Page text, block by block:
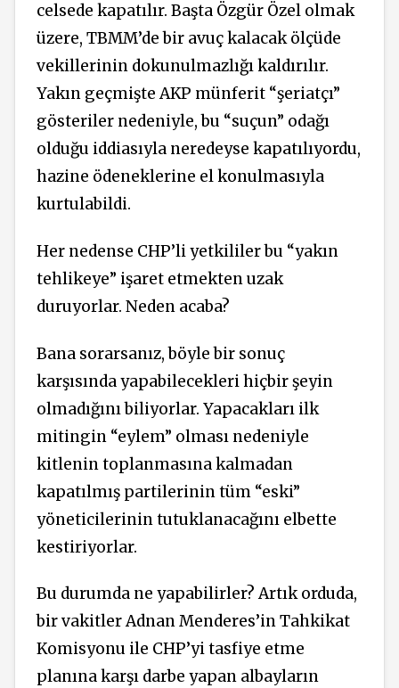
celsede kapatılır. Başta Özgür Özel olmak
üzere, TBMM’de bir avuç kalacak ölçüde
vekillerinin dokunulmazlığı kaldırılır.
Yakın geçmişte AKP münferit “şeriatçı”
gösteriler nedeniyle, bu “suçun” odağı
olduğu iddiasıyla neredeyse kapatılıyordu,
hazine ödeneklerine el konulmasıyla
kurtulabildi.
Her nedense CHP’li yetkililer bu “yakın
tehlikeye” işaret etmekten uzak
duruyorlar. Neden acaba?
Bana sorarsanız, böyle bir sonuç
karşısında yapabilecekleri hiçbir şeyin
olmadığını biliyorlar. Yapacakları ilk
mitingin “eylem” olması nedeniyle
kitlenin toplanmasına kalmadan
kapatılmış partilerinin tüm “eski”
yöneticilerinin tutuklanacağını elbette
kestiriyorlar.
Bu durumda ne yapabilirler? Artık orduda,
bir vakitler Adnan Menderes’in Tahkikat
Komisyonu ile CHP’yi tasfiye etme
planına karşı darbe yapan albayların